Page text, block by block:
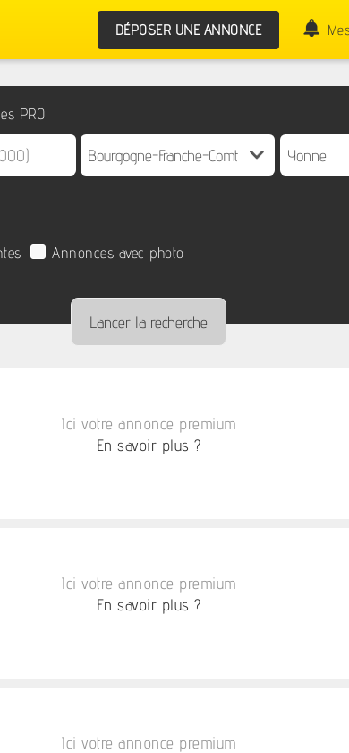
DÉPOSER UNE ANNONCE
PRO
Annonces avec photo
Ici votre annonce premium
En savoir plus ?
Ici votre annonce premium
En savoir plus ?
Ici votre annonce premium